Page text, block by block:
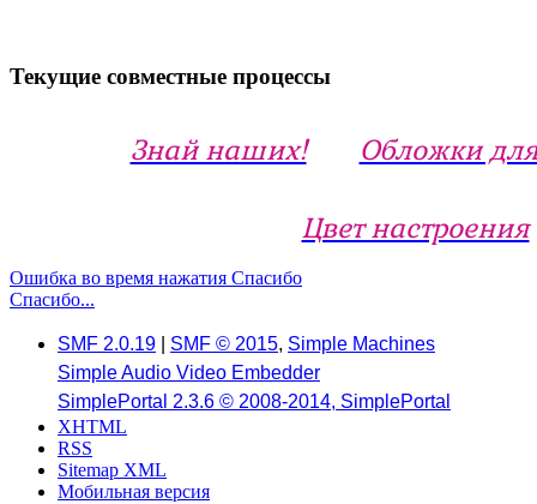
Текущие совместные процессы
Знай наших! Обложки
Цвет настроения
Ошибка во время нажатия Спасибо
Спасибо...
SMF 2.0.19 SMF © 2015, Simple Machines
Simple Audio Video Embedder
SimplePortal 2.3.6 © 2008-2014, SimplePortal
XHTML
RSS
Sitemap XML
Мобильная версия